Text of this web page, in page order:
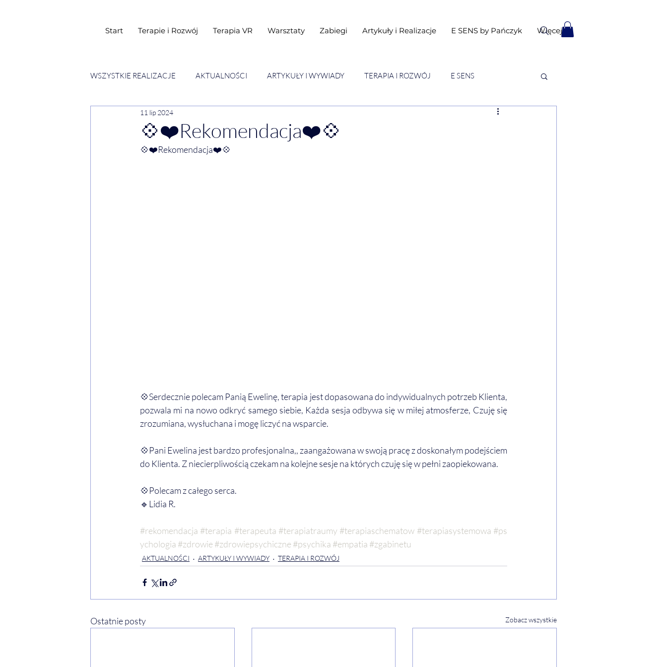
Start Terapie i Rozwój Terapia VR Warsztaty Zabiegi Artykuły i Realizacje E SENS by Pańczyk Więcej
WSZYSTKIE REALIZACJE AKTUALNOŚCI ARTYKUŁY I WYWIADY TERAPIA I ROZWÓJ E SENS
SESJE ESENCJI CHWIL
💠❤️Rekomendacja❤️💠
11 lip 2024
💠❤️Rekomendacja❤️💠
💠Serdecznie polecam Panią Ewelinę, terapia jest dopasowana do indywidualnych potrzeb Klienta,
pozwala mi na nowo odkryć samego siebie, Każda sesja odbywa się w miłej atmosferze, Czuję się
zrozumiana, wysłuchana i mogę liczyć na wsparcie.
💠Pani Ewelina jest bardzo profesjonalna,, zaangażowana w swoją pracę z doskonałym podejściem
do Klienta. Z niecierpliwością czekam na kolejne sesje na których czuję się w pełni zaopiekowana.
💠Polecam z całego serca.
🔹Lidia R.
#rekomendacja #terapia #terapeuta #terapiatraumy #terapiaschematow #terapiasystemowa #ps
ychologia #zdrowie #zdrowiepsychiczne #psychika #empatia #zgabinetu
AKTUALNOŚCI ARTYKUŁY I WYWIADY TERAPIA I ROZWÓJ
Ostatnie posty Zobacz wszystkie